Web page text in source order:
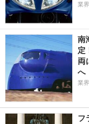
業
南
定
両
へ
業
フ